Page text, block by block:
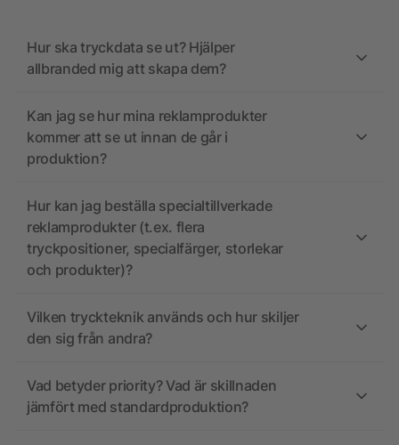
Hur ska tryckdata se ut? Hjälper
allbranded mig att skapa dem?
Kan jag se hur mina reklamprodukter
kommer att se ut innan de går i
produktion?
Hur kan jag beställa specialtillverkade
reklamprodukter (t.ex. flera
tryckpositioner, specialfärger, storlekar
och produkter)?
Vilken tryckteknik används och hur skiljer
den sig från andra?
Vad betyder priority? Vad är skillnaden
jämfört med standardproduktion?